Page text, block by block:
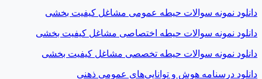
دانلود نمونه سوالات حیطه عمومی مشاغل کیفیت بخشی
دانلود نمونه سوالات حیطه اختصاصی مشاغل کیفیت بخشی
دانلود نمونه سوالات حیطه تخصصی مشاغل کیفیت بخشی
دانلود درسنامه هوش و توانایی‌های عمومی ذهنی